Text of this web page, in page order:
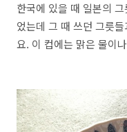
한국에 있을 때 일본의
었는데 그 때 쓰던 그릇
요. 이 컵에는 맑은 물이